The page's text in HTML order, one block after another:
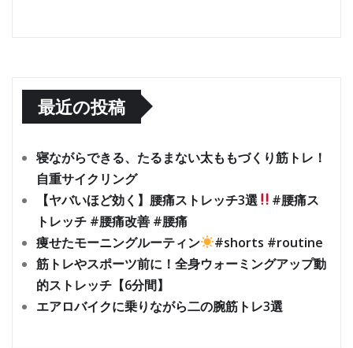
最近の投稿
寝ながらできる、たるまない太ももづくり筋トレ！
自重サイクリング
【ヤバいほど効く】腰痛ストレッチ3選
#腰痛ス
トレッチ #腰痛改善 #腰痛
痩せたモーニングルーティン
#shorts #routine
筋トレやスポーツ前に！全身ウォーミングアップ動
的ストレッチ【6分間】
エアロバイクに乗りながら二の腕筋トレ3選